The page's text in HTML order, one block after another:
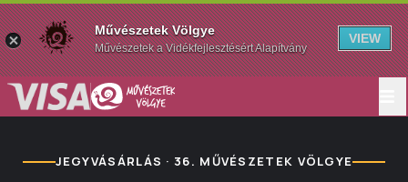
JEGYVÁSÁRLÁS · 36. MŰVÉSZETEK VÖLGYE
Művészetek Völgye
Művészetek a Vidékfejlesztésért Alapítvány
VIEW